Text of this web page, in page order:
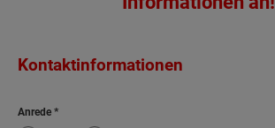
Kontaktinformationen
Anrede